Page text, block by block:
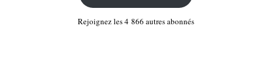
Rejoignez les 4 866 autres abonnés